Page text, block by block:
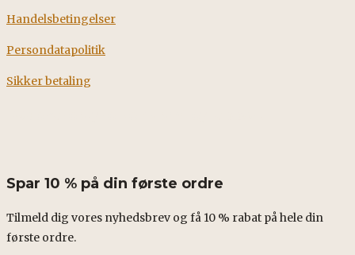
Handelsbetingelser
Persondatapolitik
Sikker betaling
Spar 10 % på din første ordre
Tilmeld dig vores nyhedsbrev og få 10 % rabat på hele din
første ordre.